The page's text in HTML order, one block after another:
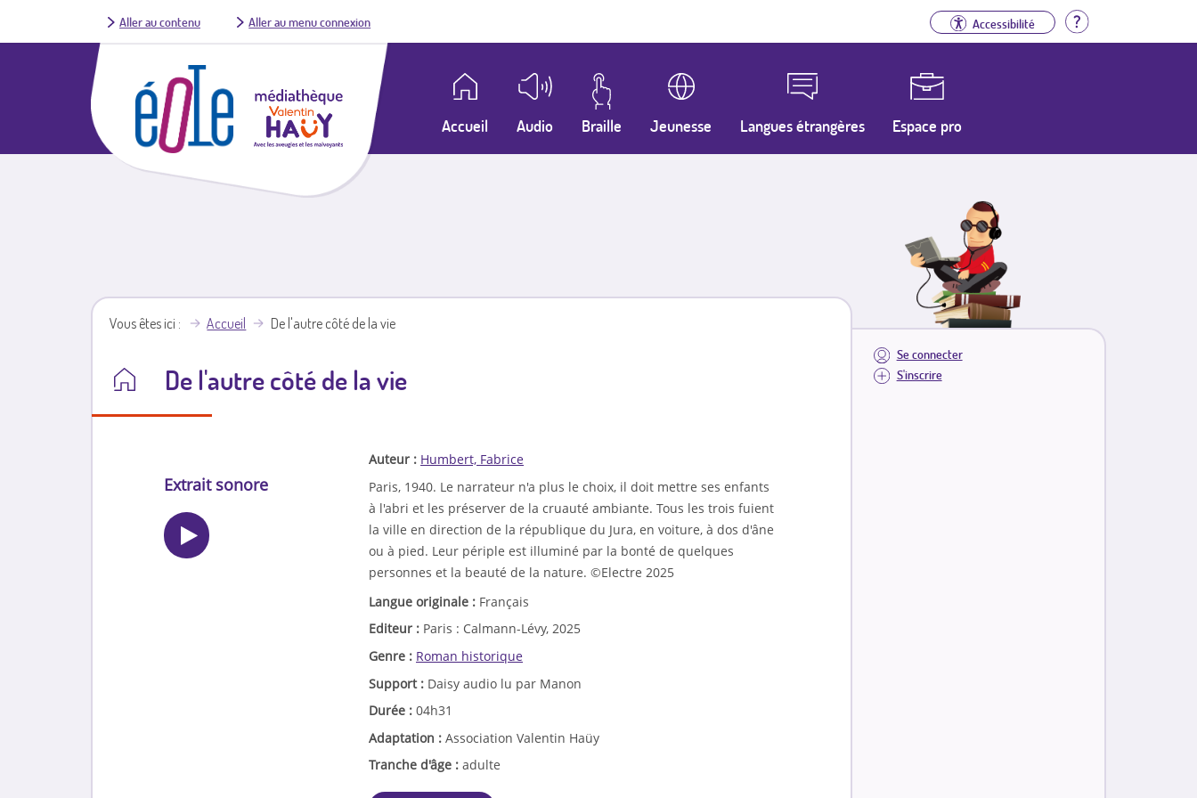
Aller au contenu Aller au menu connexion Accessibilité Aide
Accueil Audio Braille Jeunesse Langues étrangères Espace pro
Se connecter
S'inscrire
Vous êtes ici Accueil De l'autre côté de la vie
De l'autre côté de la vie
Auteur : Humbert, Fabrice
Paris, 1940. Le narrateur n'a plus le choix, il doit mettre ses enfants
à l'abri et les préserver de la cruauté ambiante. Tous les trois fuient
la ville en direction de la république du Jura, en voiture, à dos d'âne
ou à pied. Leur périple est illuminé par la bonté de quelques
personnes et la beauté de la nature. ©Electre 2025
Langue originale : Français
Editeur : Paris : Calmann-Lévy, 2025
Genre : Roman historique
Support : Daisy audio lu par Manon
Durée : 04h31
Adaptation : Association Valentin Haüy
Tranche d'âge : adulte
Extrait sonore